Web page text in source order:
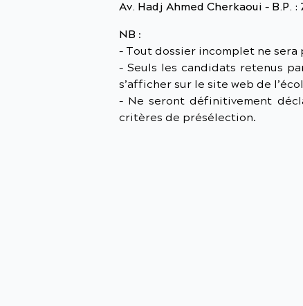
Av. Hadj Ahmed Cherkaoui – B.P. :
NB :
– Tout dossier incomplet ne sera
– Seuls les candidats retenus
s’afficher sur le site web de
– Ne seront définitivement
critères de présélection.